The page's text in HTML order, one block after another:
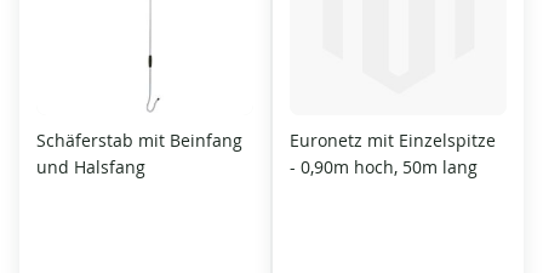
Schäferstab mit Beinfang
und Halsfang
Euronetz mit Einzelspitze
- 0,90m hoch, 50m lang